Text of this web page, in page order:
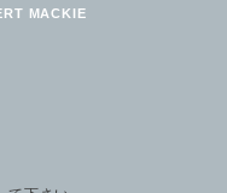
MACKIE